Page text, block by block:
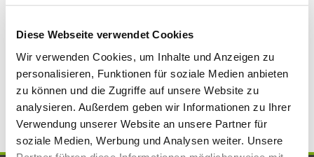
Diese Webseite verwendet Cookies
Wir verwenden Cookies, um Inhalte und Anzeigen zu
personalisieren, Funktionen für soziale Medien anbieten
zu können und die Zugriffe auf unsere Website zu
analysieren. Außerdem geben wir Informationen zu Ihrer
Verwendung unserer Website an unsere Partner für
soziale Medien, Werbung und Analysen weiter. Unsere
Kreuznach
kaufen Bad Kreuznach
Immobilie Bad Kreuznach
Immobilienkauf Bad Kreuznach